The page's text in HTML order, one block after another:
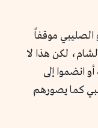
الصليبي موقفاً
لكن هذا لا
انضموا إلى
كما يصورهم